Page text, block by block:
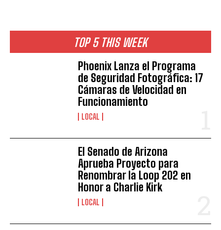
TOP 5 THIS WEEK
Phoenix Lanza el Programa
de Seguridad Fotográfica: 17
Cámaras de Velocidad en
Funcionamiento
LOCAL
El Senado de Arizona
Aprueba Proyecto para
Renombrar la Loop 202 en
Honor a Charlie Kirk
LOCAL